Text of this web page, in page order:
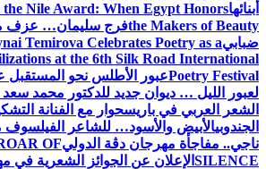
أبنائهاNile Award: When Egypt Honors
the Makers of Beautyفرج سليمان… عزف
ضبابيTemirova Celebrates Poetry as a
at the 6th Silk Road International
Poetry Festivalعبور الأطلس نحو المستقبل
لعبور الليل … ديوان جديد للدكتور محمد
الشعر العربي في باريسحوار مع الفنانة
الجندوبيالأبيض والأسود… للشاعر الفيلسوف
ناجي.. مفاجأة مهرجان دڨة الدوليOF
SILENCE الإعلان عن الجوائز الشعرية في